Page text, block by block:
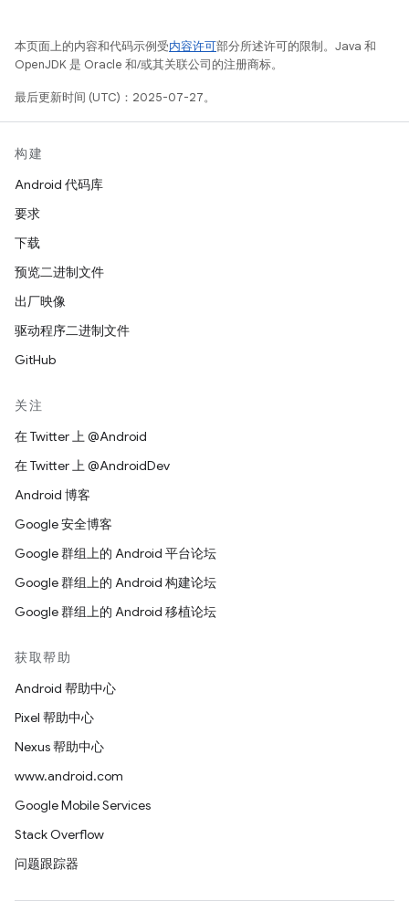
本页面上的内容和代码示例受内容许可部分所述许可的限制。Java 和
OpenJDK 是 Oracle 和/或其关联公司的注册商标。
最后更新时间 (UTC)：2025-07-27。
构建
Android 代码库
要求
下载
预览二进制文件
出厂映像
驱动程序二进制文件
GitHub
关注
在 Twitter 上 @Android
在 Twitter 上 @AndroidDev
Android 博客
Google 安全博客
Google 群组上的 Android 平台论坛
Google 群组上的 Android 构建论坛
Google 群组上的 Android 移植论坛
获取帮助
Android 帮助中心
Pixel 帮助中心
Nexus 帮助中心
www.android.com
Google Mobile Services
Stack Overflow
问题跟踪器